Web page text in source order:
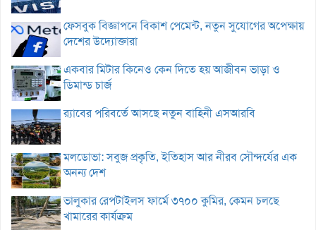
ফেসবুক বিজ্ঞাপনে বিকাশ পেমেন্ট, নতুন সুযোগের অপেক্ষায়
দেশের উদ্যোক্তারা
একবার মিটার কিনেও কেন দিতে হয় আজীবন ভাড়া ও
ডিমান্ড চার্জ
র‌্যাবের পরিবর্তে আসছে নতুন বাহিনী এসআরবি
মলডোভা: সবুজ প্রকৃতি, ইতিহাস আর নীরব সৌন্দর্যের এক
অনন্য দেশ
ভালুকার রেপটাইলস ফার্মে ৩৭০০ কুমির, কেমন চলছে
খামারের কার্যক্রম